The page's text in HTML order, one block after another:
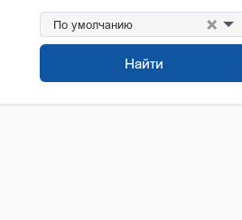
По умолчанию ×
Найти